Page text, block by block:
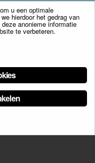
u een optimale
hierdoor het gedrag van
anonieme informatie
te verbeteren.